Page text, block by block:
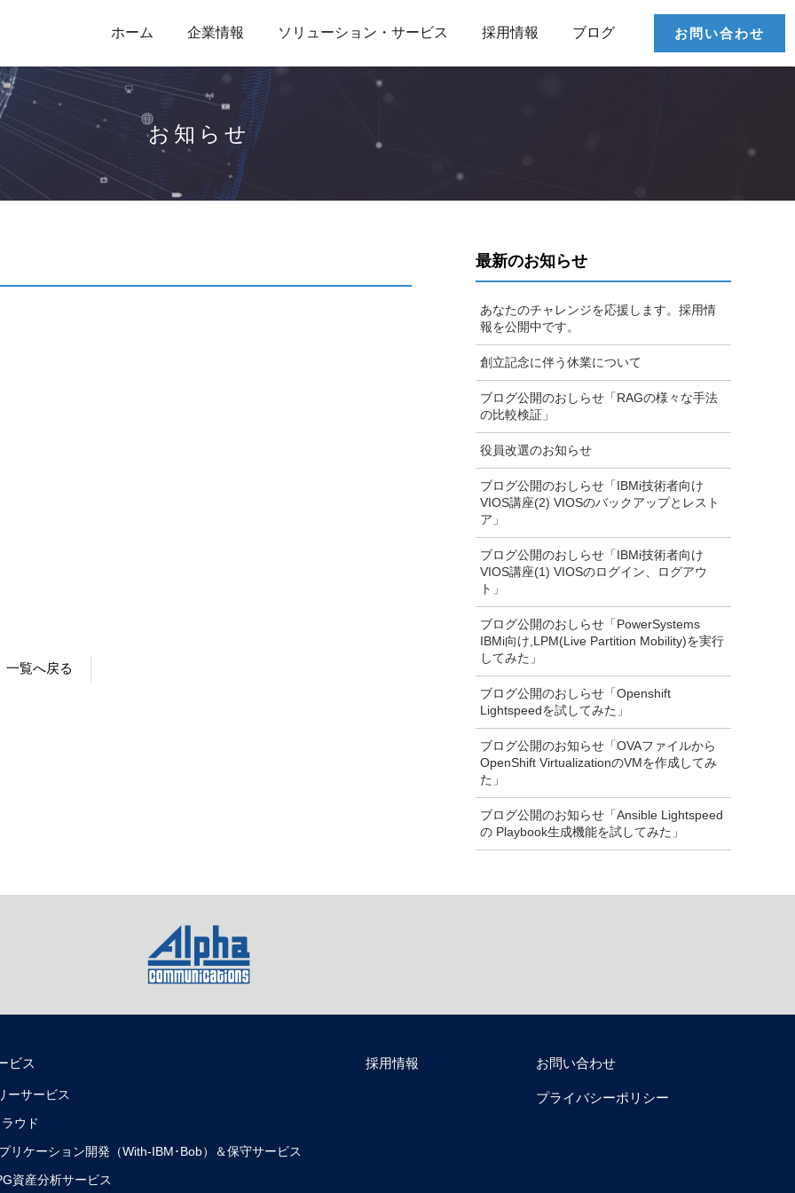
ホーム 企業情報 ソリューション・サービス 採用情報 ブログ お問い合わせ
お知らせ
一覧へ戻る
最新のお知らせ
あなたのチャレンジを応援します。採用情
報を公開中です。
創立記念に伴う休業について
ブログ公開のおしらせ「RAGの様々な手法
の比較検証」
役員改選のお知らせ
ブログ公開のおしらせ「IBMi技術者向け
VIOS講座(2) VIOSのバックアップとレスト
ア」
ブログ公開のおしらせ「IBMi技術者向け
VIOS講座(1) VIOSのログイン、ログアウ
ト」
ブログ公開のおしらせ「PowerSystems
IBMi向け,LPM(Live Partition Mobility)を実行
してみた」
ブログ公開のおしらせ「Openshift
Lightspeedを試してみた」
ブログ公開のお知らせ「OVAファイルから
OpenShift VirtualizationのVMを作成してみ
た」
ブログ公開のお知らせ「Ansible Lightspeed
の Playbook生成機能を試してみた」
ビス
ーサービス
ウド
リケーション開発（With-IBM･Bob）＆保守サービス
資産分析サービス
採用情報 お問い合わせ
プライバシーポリシー